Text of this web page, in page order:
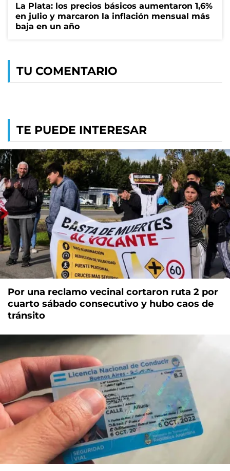
La Plata: los precios básicos aumentaron 1,6%
en julio y marcaron la inflación mensual más
baja en un año
TU COMENTARIO
TE PUEDE INTERESAR
Por una reclamo vecinal cortaron ruta 2 por
cuarto sábado consecutivo y hubo caos de
tránsito